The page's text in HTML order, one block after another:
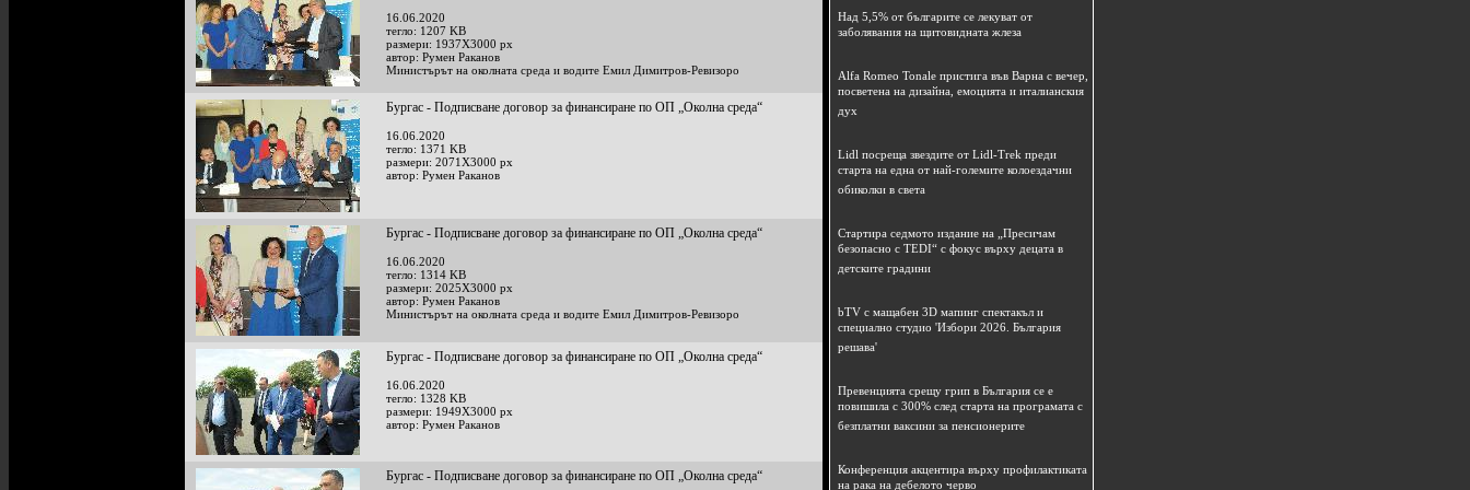
16.06.2020
тегло: 1207 KB
размери: 1937X3000 px
автор: Румен Раканов
Министърът на околната среда и водите Емил Димитров-Ревизоро
Бургас - Подписване договор за финансиране по ОП „Околна среда“
16.06.2020
тегло: 1371 KB
размери: 2071X3000 px
автор: Румен Раканов
Бургас - Подписване договор за финансиране по ОП „Околна среда“
16.06.2020
тегло: 1314 KB
размери: 2025X3000 px
автор: Румен Раканов
Министърът на околната среда и водите Емил Димитров-Ревизоро
Бургас - Подписване договор за финансиране по ОП „Околна среда“
16.06.2020
тегло: 1328 KB
размери: 1949X3000 px
автор: Румен Раканов
Бургас - Подписване договор за финансиране по ОП „Околна среда“
Над 5,5% от българите се лекуват от
заболявания на щитовидната жлеза
Alfa Romeo Tonale пристига във Варна с вечер,
посветена на дизайна, емоцията и италианския
дух
Lidl посреща звездите от Lidl-Trek преди
старта на една от най-големите колоездачни
обиколки в света
Стартира седмото издание на „Пресичам
безопасно с TEDI“ с фокус върху децата в
детските градини
bTV с мащабен 3D мапинг спектакъл и
специално студио 'Избори 2026. България
решава'
Превенцията срещу грип в България се е
повишила с 300% след старта на програмата с
безплатни ваксини за пенсионерите
Конференция акцентира върху профилактиката